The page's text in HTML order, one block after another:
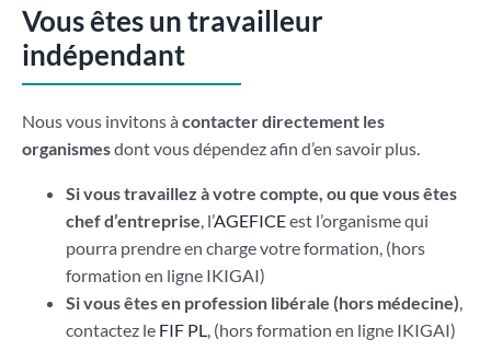
Vous êtes un travailleur
indépendant
Nous vous invitons à contacter directement les
organismesdont vous dépendez afin d’en savoir plus.
Si vous travaillez à votre compte, ou que vous êtes
chef d’entreprise, l’AGEFICEest l’organisme qui
pourra prendre en charge votre formation, (hors
formation en ligne IKIGAI)
Si vous êtes en profession libérale (hors médecine),
contactez le FIF PL, (hors formation en ligne IKIGAI)